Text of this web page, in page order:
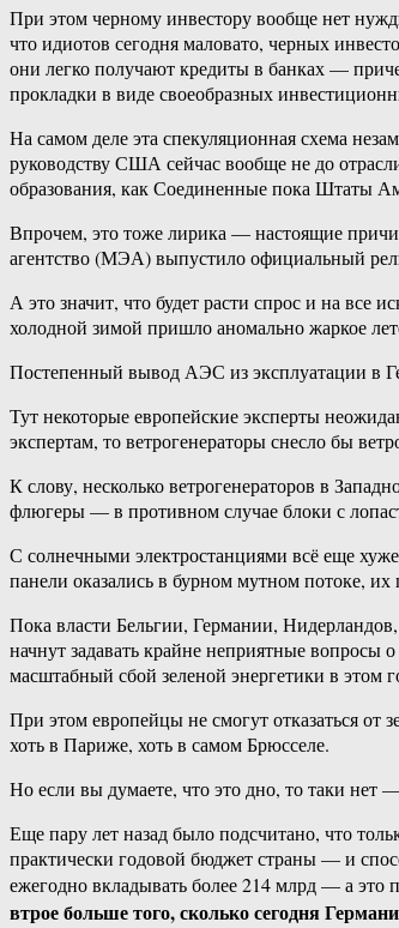
При этом черному инвестору вообще нет
что идиотов сегодня маловато, черных
они легко получают кредиты в банках —
прокладки в виде своеобразных
На самом деле эта спекуляционная схема
руководству США сейчас вообще не до
образования, как Соединенные пока Штаты
Впрочем, это тоже лирика — настоящие
агентство (МЭА) выпустило официальный
А это значит, что будет расти спрос и на все
холодной зимой пришло аномально жаркое
Постепенный вывод АЭС из эксплуатации в
Тут некоторые европейские эксперты
экспертам, то ветрогенераторы снесло бы
К слову, несколько ветрогенераторов в
флюгеры — в противном случае блоки с
С солнечными электростанциями всё еще
панели оказались в бурном мутном потоке,
Пока власти Бельгии, Германии,
начнут задавать крайне неприятные вопросы
масштабный сбой зеленой энергетики в этом
При этом европейцы не смогут отказаться
хоть в Париже, хоть в самом Брюсселе.
Но если вы думаете, что это дно, то таки
Еще пару лет назад было подсчитано, что
практически годовой бюджет страны — и
ежегодно вкладывать более 214 млрд — а
втрое больше того, сколько сегодня